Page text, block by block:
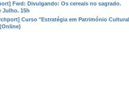
Fwd: Divulgando: Os cereais no sagrado.
Julho. 15h
Curso "Estratégia em Património